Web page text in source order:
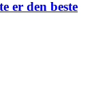
er den beste